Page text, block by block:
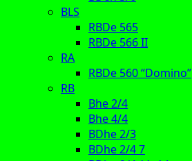
BLS
RBDe 565
RBDe 566 II
RA
RBDe 560 “Domino”
RB
Bhe 2/4
Bhe 4/4
BDhe 2/3
BDhe 2/4 7